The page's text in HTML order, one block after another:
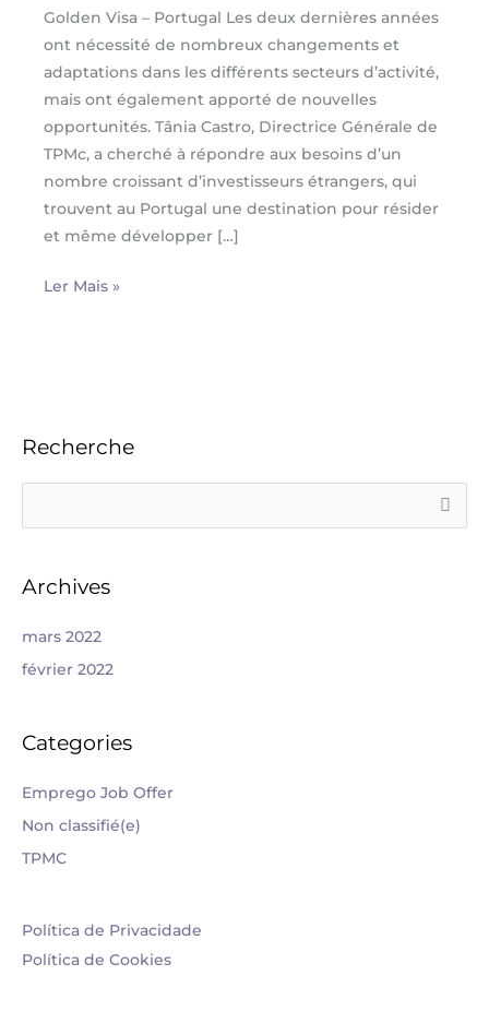
Golden Visa – Portugal Les deux dernières années
ont nécessité de nombreux changements et
adaptations dans les différents secteurs d’activité,
mais ont également apporté de nouvelles
opportunités. Tânia Castro, Directrice Générale de
TPMc, a cherché à répondre aux besoins d’un
nombre croissant d’investisseurs étrangers, qui
trouvent au Portugal une destination pour résider
et même développer […]
le
Marché
et
de
comprendre
à
quoi
nous
pouvons
Utiles »
Ler Mais »
Recherche
h
e
:
Archives
mars 2022
février 2022
Categories
Emprego Job Offer
Non classifié(e)
TPMC
Política de Privacidade
Política de Cookies